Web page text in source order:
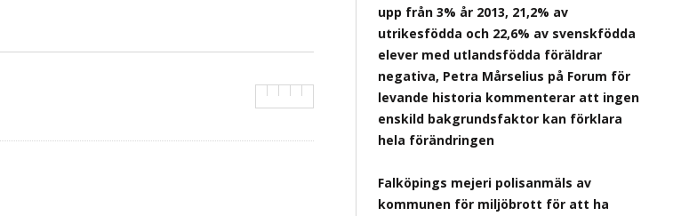
upp från 3% år 2013, 21,2% av
utrikesfödda och 22,6% av svenskfödda
elever med utlandsfödda föräldrar
negativa, Petra Mårselius på Forum för
levande historia kommenterar att ingen
enskild bakgrundsfaktor kan förklara
hela förändringen
Falköpings mejeri polisanmäls av
kommunen för miljöbrott för att ha